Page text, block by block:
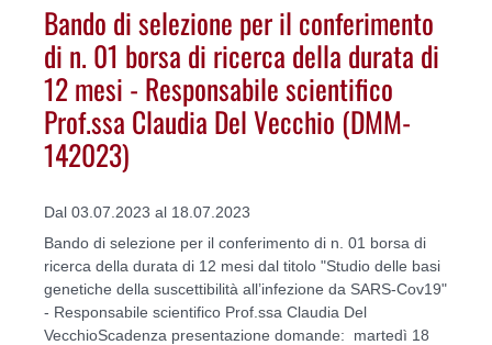
Bando di selezione per il conferimento
di n. 01 borsa di ricerca della durata di
12 mesi - Responsabile scientifico
Prof.ssa Claudia Del Vecchio (DMM-
142023)
Dal 03.07.2023 al 18.07.2023
Bando di selezione per il conferimento di n. 01 borsa di
ricerca della durata di 12 mesi dal titolo "Studio delle basi
genetiche della suscettibilità all’infezione da SARS-Cov19"
- Responsabile scientifico Prof.ssa Claudia Del
VecchioScadenza presentazione domande: martedì 18